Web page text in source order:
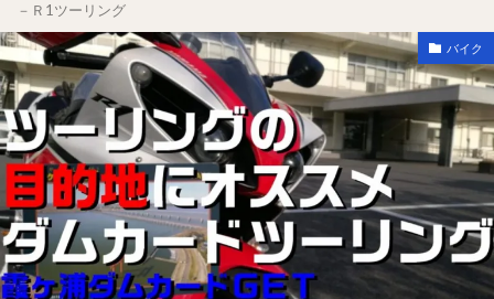
－Ｒ1ツーリング
バイク